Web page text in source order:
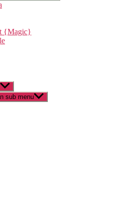
{Magic}
sub menu